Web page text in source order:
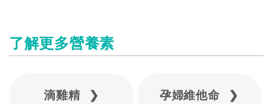
了解更多營養素
滴雞精 ❯ 孕婦維他命 ❯